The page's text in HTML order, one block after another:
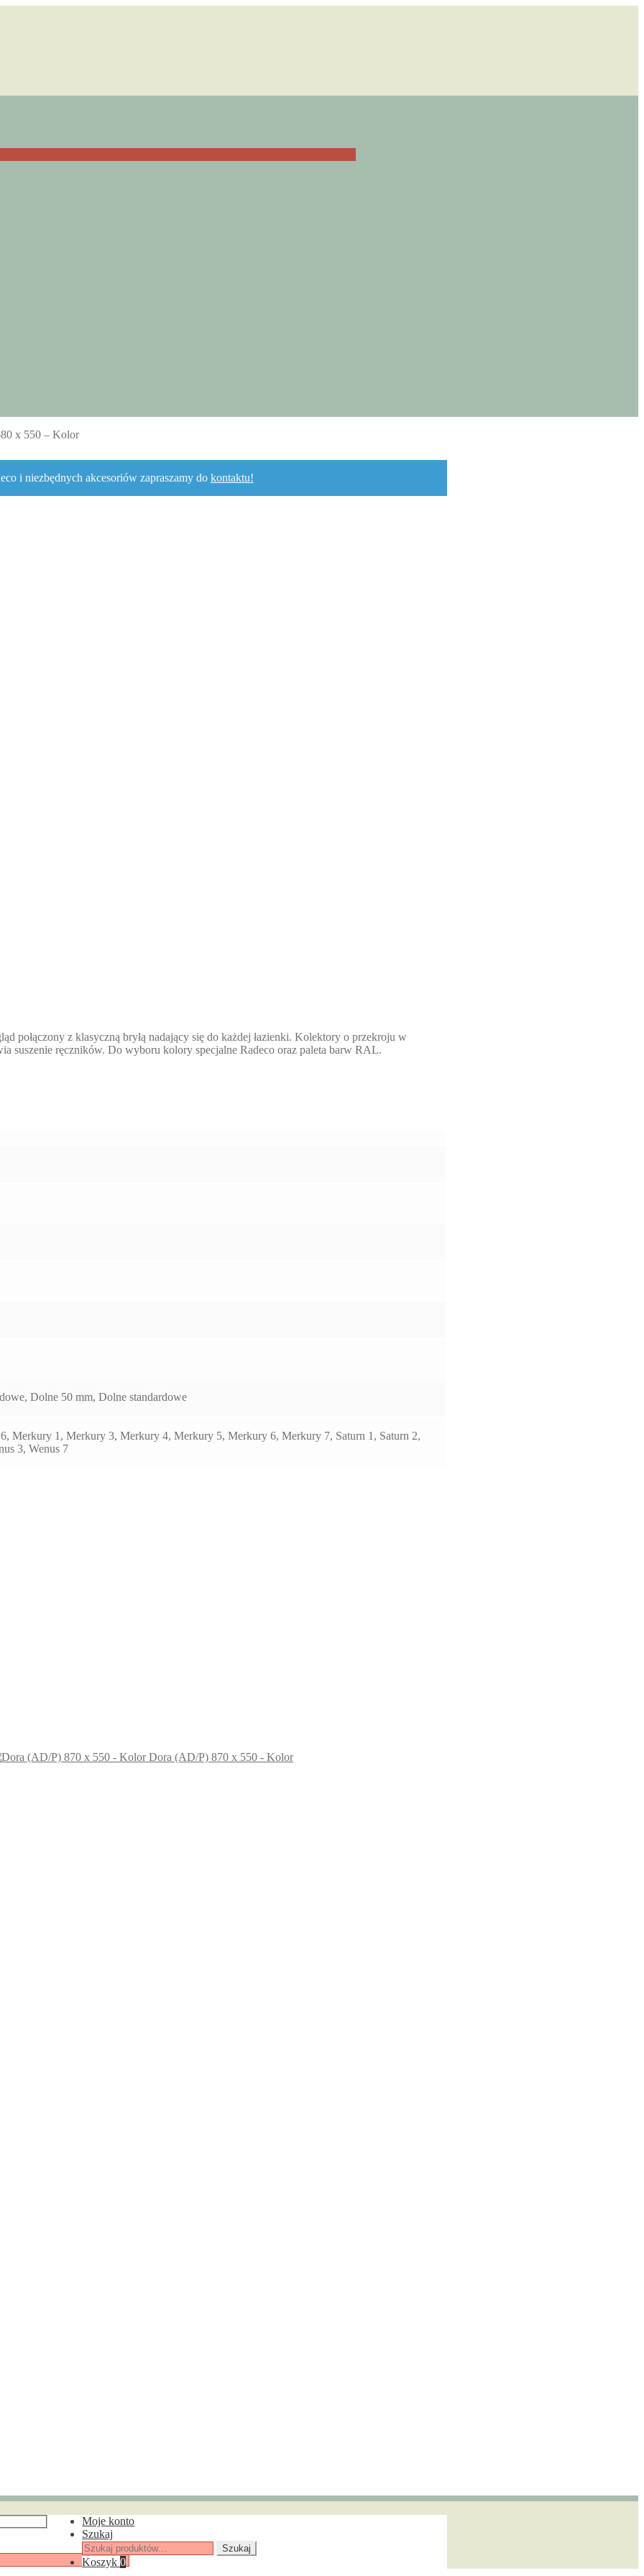
x 550 – Kolor
i niezbędnych akcesoriów zapraszamy do kontaktu!
z klasyczną bryłą nadający się do każdej łazienki. Kolektory o przekroju w
suszenie ręczników. Do wyboru kolory specjalne Radeco oraz paleta barw RAL.
Dolne 50 mm, Dolne standardowe
Merkury 1, Merkury 3, Merkury 4, Merkury 5, Merkury 6, Merkury 7, Saturn 1, Saturn 2,
3, Wenus 7
Dora (AD/P) 870 x 550 - Kolor
Moje konto
Szukaj
Szukaj:
Szukaj
Koszyk0